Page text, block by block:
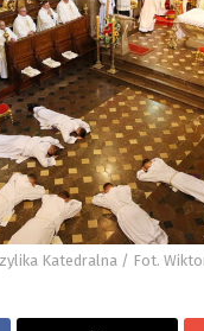
Katedralna / Fot.